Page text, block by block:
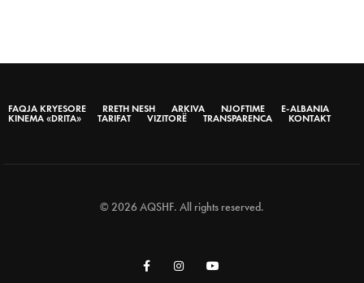
FAQJA KRYESORE RRETH NESH ARKIVA NJOFTIME
E-ALBANIA
KINEMA «DRITA»
TARIFAT VIZITORË TRANSPARENCA KONTAKT
© 2026 AQSHF. All rights reserved.